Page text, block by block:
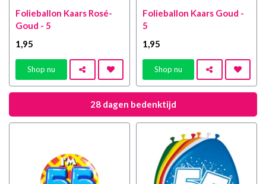
Folieballon Kaars Rosé-
Goud - 5
1 ,95
Shop nu
Folieballon Kaars Goud -
5
1 ,95
Shop nu
28 dagen bedenktijd